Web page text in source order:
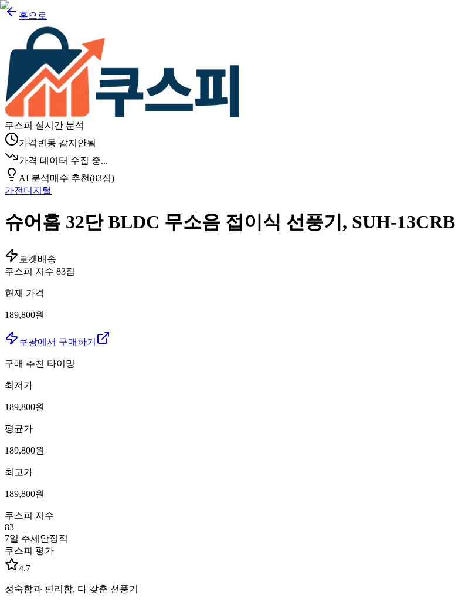
홈으로
쿠스피 실시간 분석
가격변동 감지안됨
가격 데이터 수집 중...
AI 분석매수 추천(83점)
가전디지털
슈어홈 32단 BLDC 무소음 접이식 선풍기, SUH-13CRB
로켓배송
쿠스피 지수 83점
현재 가격
189,800원
쿠팡에서 구매하기
구매 추천 타이밍
최저가
189,800원
평균가
189,800원
최고가
189,800원
쿠스피 지수
83
7일 추세 안정적
쿠스피 평가
4.7
정숙함과 편리함, 다 갖춘 선풍기